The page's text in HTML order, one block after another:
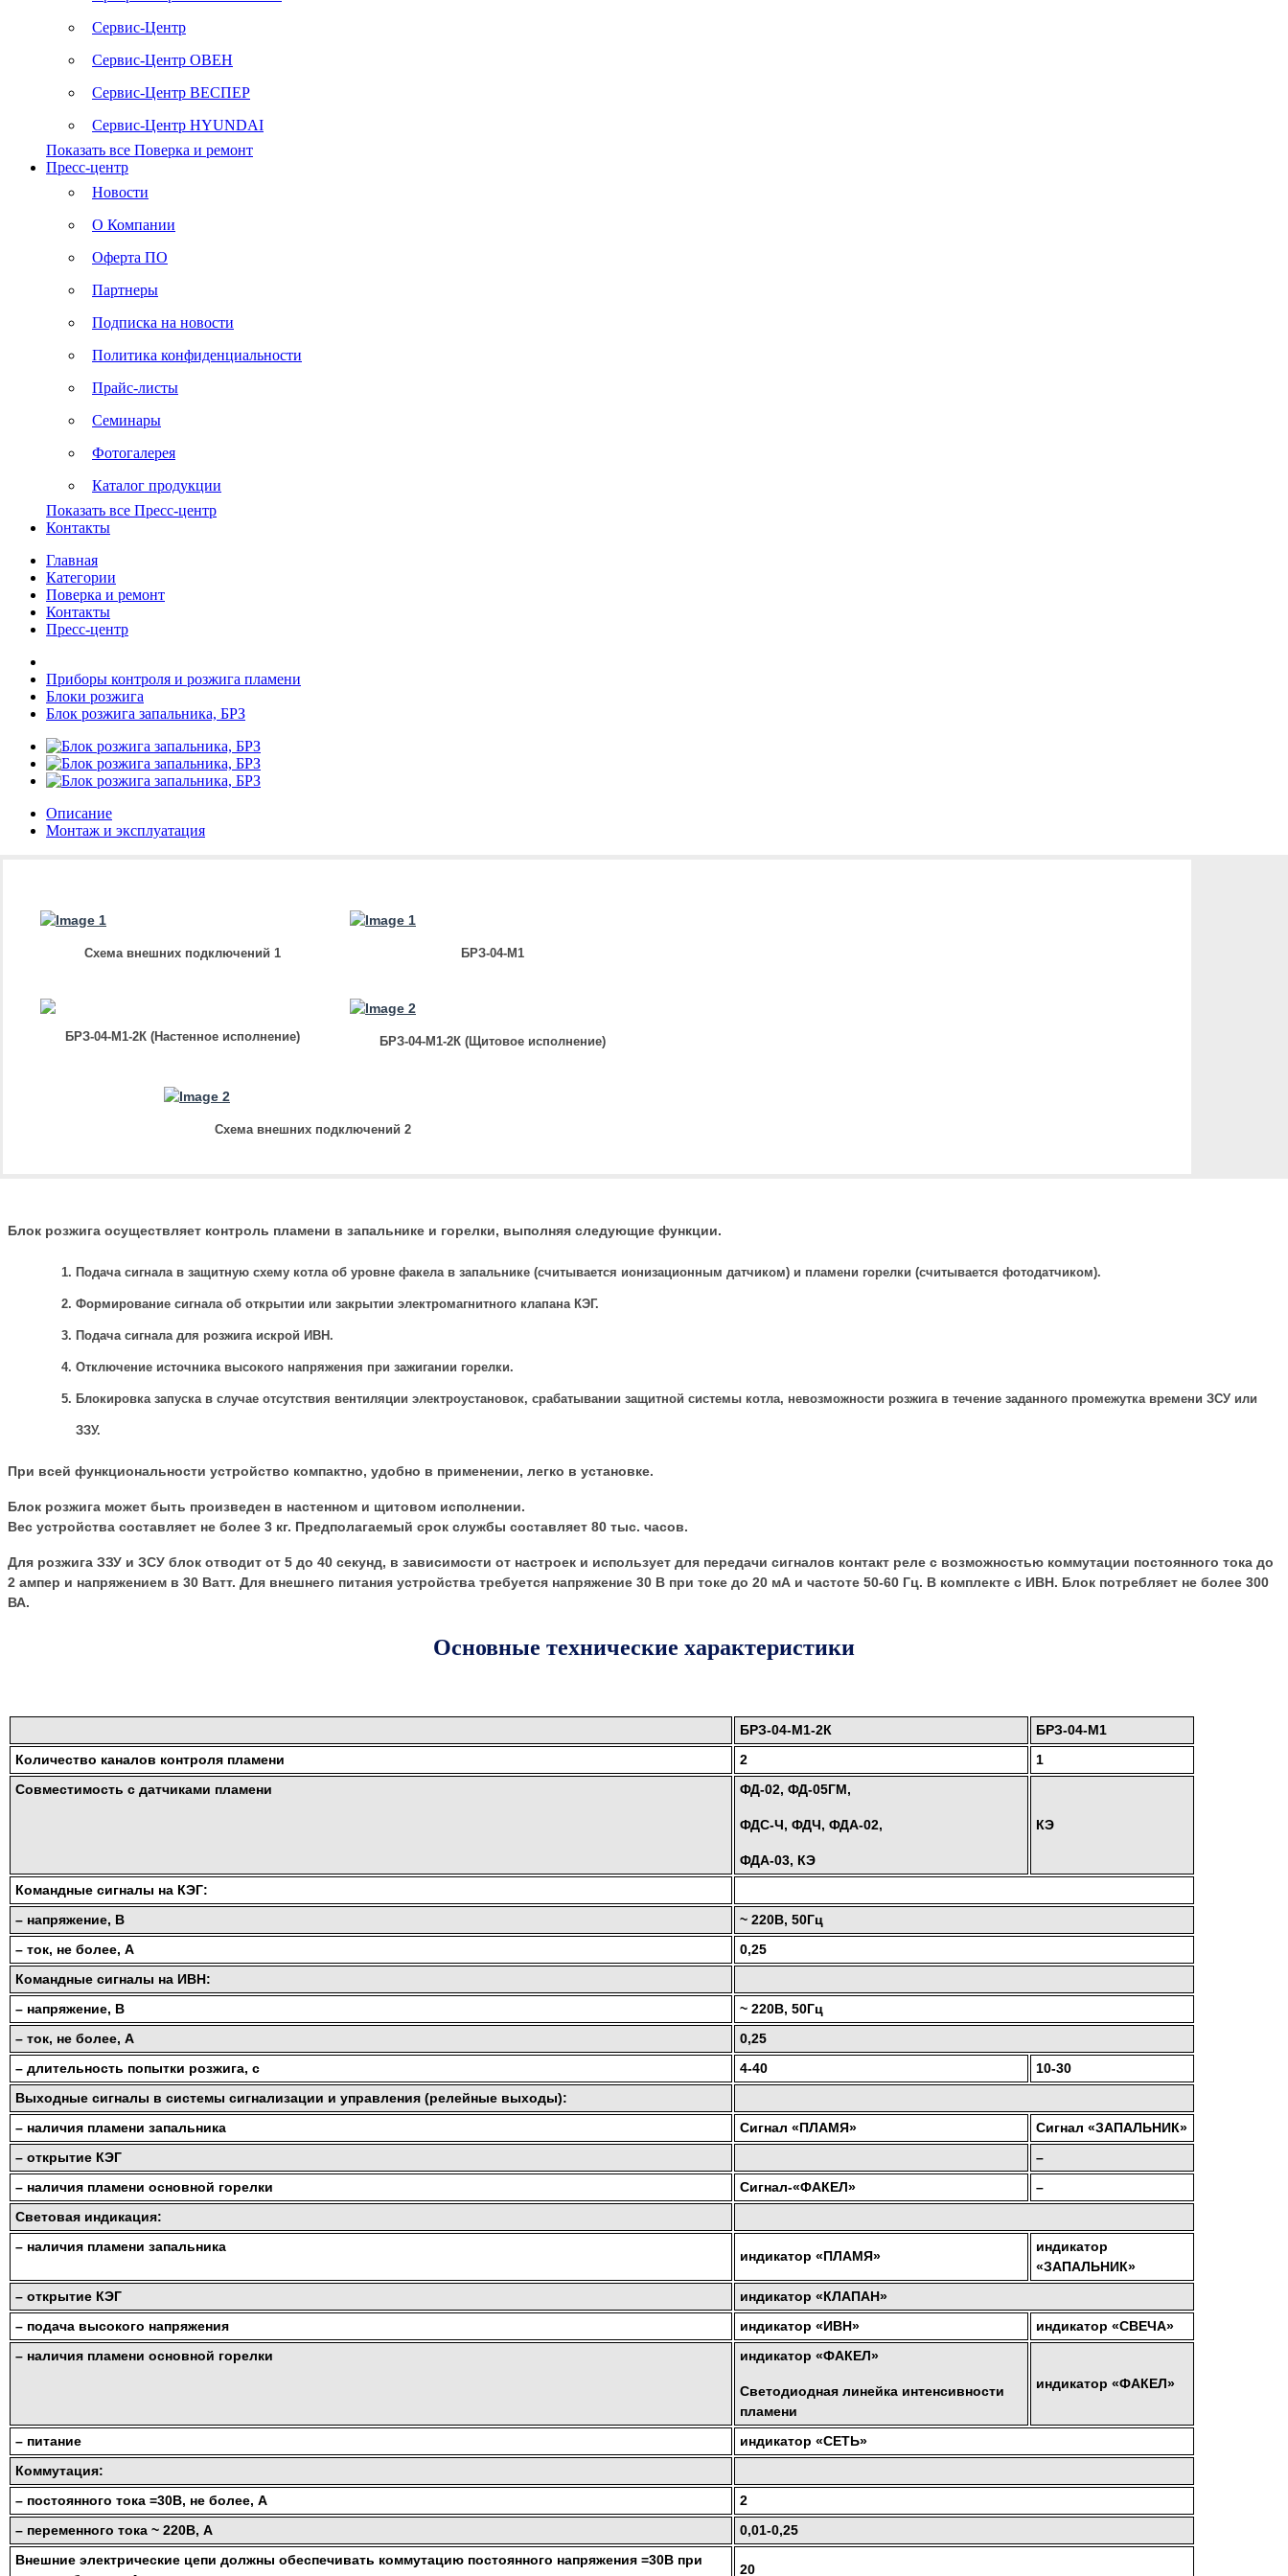
Сервис-Центр
Сервис-Центр ОВЕН
Сервис-Центр ВЕСПЕР
Сервис-Центр HYUNDAI
Показать все Поверка и ремонт
Пресс-центр
Новости
О Компании
Оферта ПО
Партнеры
Подписка на новости
Политика конфиденциальности
Прайс-листы
Семинары
Фотогалерея
Каталог продукции
Показать все Пресс-центр
Контакты
Главная
Категории
Поверка и ремонт
Контакты
Пресс-центр
Приборы контроля и розжига пламени
Блоки розжига
Блок розжига запальника, БРЗ
Описание
Монтаж и эксплуатация
Схема внешних подключений 1 БРЗ-04-М1
БРЗ-04-М1-2К (Настенное исполнение) БРЗ-04-М1-2К (Щитовое исполнение)
Схема внешних подключений 2
Блок розжига осуществляет контроль пламени в запальнике и горелки, выполняя следующие функции.
Подача сигнала в защитную схему котла об уровне факела в запальнике (считывается ионизационным датчиком) и пламени горелки (считывается фотодатчиком).
Формирование сигнала об открытии или закрытии электромагнитного клапана КЭГ.
Подача сигнала для розжига искрой ИВН.
Отключение источника высокого напряжения при зажигании горелки.
Блокировка запуска в случае отсутствия вентиляции электроустановок, срабатывании защитной системы котла, невозможности розжига в течение заданного промежутка времени ЗСУ или
ЗЗУ.
При всей функциональности устройство компактно, удобно в применении, легко в установке.
Блок розжига может быть произведен в настенном и щитовом исполнении.
Вес устройства составляет не более 3 кг. Предполагаемый срок службы составляет 80 тыс. часов.
Для розжига ЗЗУ и ЗСУ блок отводит от 5 до 40 секунд, в зависимости от настроек и использует для передачи сигналов контакт реле с возможностью коммутации постоянного тока до
2 ампер и напряжением в 30 Ватт. Для внешнего питания устройства требуется напряжение 30 В при токе до 20 мА и частоте 50-60 Гц. В комплекте с ИВН. Блок потребляет не более 300
ВА.
Основные технические характеристики
БРЗ-04-М1-2К
БРЗ-04-М1
Количество каналов контроля пламени
2
1
Совместимость с датчиками пламени
ФД-02, ФД-05ГМ,
ФДС-Ч, ФДЧ, ФДА-02,
ФДА-03, КЭ
КЭ
Командные сигналы на КЭГ:
– напряжение, В
~ 220В, 50Гц
– ток, не более, А
0,25
Командные сигналы на ИВН:
– напряжение, В
~ 220В, 50Гц
– ток, не более, А
0,25
– длительность попытки розжига, с
4-40
10-30
Выходные сигналы в системы сигнализации и управления (релейные выходы):
– наличия пламени запальника
Сигнал «ПЛАМЯ»
Сигнал «ЗАПАЛЬНИК»
– открытие КЭГ
–
– наличия пламени основной горелки
Сигнал-«ФАКЕЛ»
–
Световая индикация:
– наличия пламени запальника
индикатор «ПЛАМЯ»
индикатор
«ЗАПАЛЬНИК»
– открытие КЭГ
индикатор «КЛАПАН»
– подача высокого напряжения
индикатор «ИВН»
индикатор «СВЕЧА»
– наличия пламени основной горелки
индикатор «ФАКЕЛ»
Светодиодная линейка интенсивности
пламени
индикатор «ФАКЕЛ»
– питание
индикатор «СЕТЬ»
Коммутация:
– постоянного тока =30В, не более, А
2
– переменного тока ~ 220В, А
0,01-0,25
Внешние электрические цепи должны обеспечивать коммутацию постоянного напряжения =30В при
20